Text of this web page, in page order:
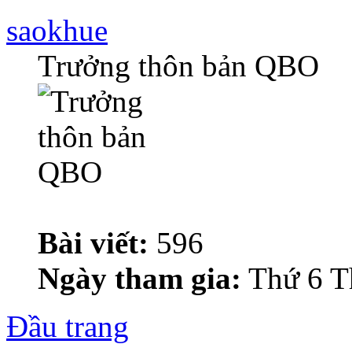
saokhue
Trưởng thôn bản QBO
Bài viết: 596
Ngày tham gia: Thứ 6
Đầu trang